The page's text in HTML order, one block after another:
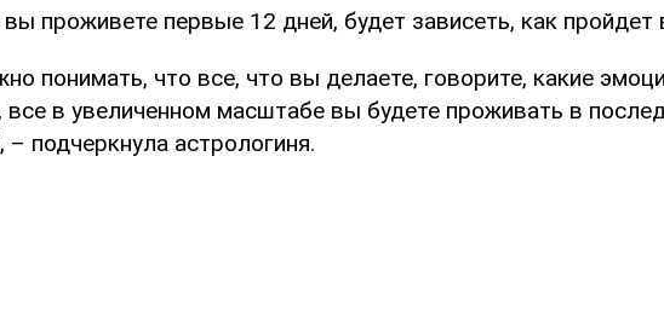
вы проживете первые 12 дней, будет зависеть, как пройдет
понимать, что все, что вы делаете, говорите, какие
все в увеличенном масштабе вы будете проживать в
– подчеркнула астрологиня.